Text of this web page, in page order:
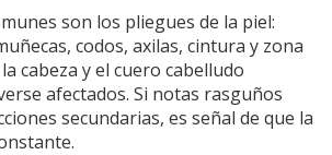
son los pliegues de la piel:
codos, axilas, cintura y zona
cabeza y el cuero cabelludo
afectados. Si notas rasguños
secundarias, es señal de que la